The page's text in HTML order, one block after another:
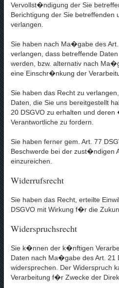
Vervollst�ndigung der Sie
Berichtigung der Sie betreffenden
verlangen.
Sie haben nach Ma�gabe des
verlangen, dass betreffende
werden, bzw. alternativ nach
eine Einschr�nkung der
Sie haben das Recht zu
Daten, die Sie uns bereitgestellt
20 DSGVO zu erhalten und
Verantwortliche zu fordern.
Sie haben ferner gem. Art. 77
Beschwerde bei der zust�ndigen
einzureichen.
Widerrufsrecht
Sie haben das Recht, erteilte
DSGVO mit Wirkung f�r die
Widerspruchsrecht
Sie k�nnen der k�nftigen
Daten nach Ma�gabe des Art. 21
widersprechen. Der Widerspruch
Verarbeitung f�r Zwecke der